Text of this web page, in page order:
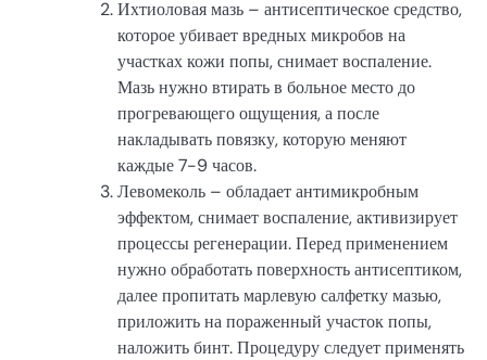
Ихтиоловая мазь – антисептическое средство,
которое убивает вредных микробов на
участках кожи попы, снимает воспаление.
Мазь нужно втирать в больное место до
прогревающего ощущения, а после
накладывать повязку, которую меняют
каждые 7-9 часов.
Левомеколь – обладает антимикробным
эффектом, снимает воспаление, активизирует
процессы регенерации. Перед применением
нужно обработать поверхность антисептиком,
далее пропитать марлевую салфетку мазью,
приложить на пораженный участок попы,
наложить бинт. Процедуру следует применять